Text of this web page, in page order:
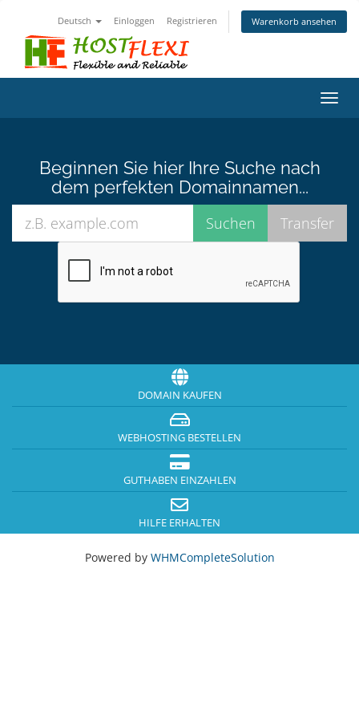
Deutsch Einloggen Registrieren Warenkorb ansehen
ein-/
Beginnen Sie hier Ihre Suche nach
dem perfekten Domainnamen...
DOMAIN KAUFEN
WEBHOSTING BESTELLEN
GUTHABEN EINZAHLEN
HILFE ERHALTEN
Powered by WHMCompleteSolution